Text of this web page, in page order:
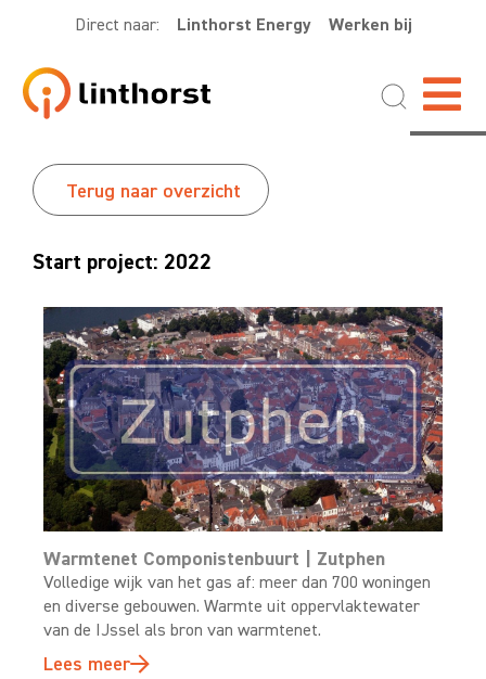
Direct naar: Linthorst Energy Werken bij
Terug naar overzicht
Start project: 2022
Warmtenet Componistenbuurt | Zutphen
Volledige wijk van het gas af: meer dan 700 woningen
en diverse gebouwen. Warmte uit oppervlaktewater
van de IJssel als bron van warmtenet.
Lees meer